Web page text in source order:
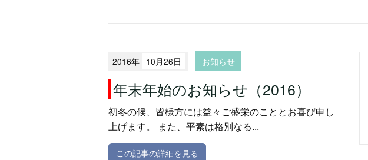
2016年 10月26日 お知らせ
年末年始のお知らせ（2016）
初冬の候、皆様方には益々ご盛栄のこととお喜び申し
上げます。 また、平素は格別なる...
この記事の詳細を見る